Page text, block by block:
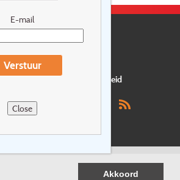
Akkoord
E-mail
Verstuur
Close
Verzekering Duurzaamheid